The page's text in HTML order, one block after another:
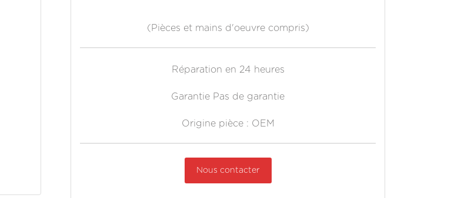
(Pièces et mains d'oeuvre compris)
Réparation en 24 heures
Garantie Pas de garantie
Origine pièce : OEM
Nous contacter